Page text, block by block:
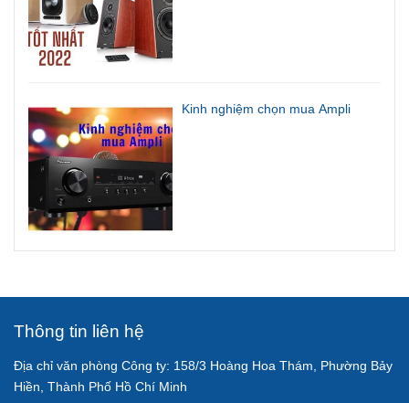
Kinh nghiệm chọn mua Ampli
Thông tin liên hệ
Địa chỉ văn phòng Công ty: 158/3 Hoàng Hoa Thám, Phường Bảy
Hiền, Thành Phố Hồ Chí Minh